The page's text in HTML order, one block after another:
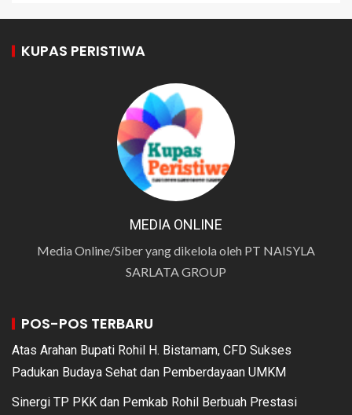
KUPAS PERISTIWA
MEDIA ONLINE
Media Online/Siber yang dikelola oleh PT NAISYLA
SARLATA GROUP
POS-POS TERBARU
Atas Arahan Bupati Rohil H. Bistamam, CFD Sukses
Padukan Budaya Sehat dan Pemberdayaan UMKM
Sinergi TP PKK dan Pemkab Rohil Berbuah Prestasi